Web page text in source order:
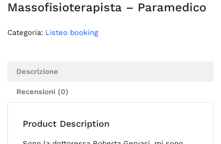
Massofisioterapista – Paramedico
Categoria: Listeo booking
Descrizione
Recensioni (0)
Product Description